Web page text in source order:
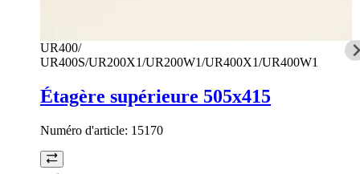
UR400/
UR400S/UR200X1/UR200W1/UR400X1/UR400W1
Étagère supérieure 505x415
Numéro d'article: 15170